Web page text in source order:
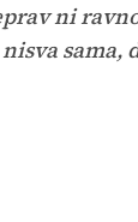
ni
sama,